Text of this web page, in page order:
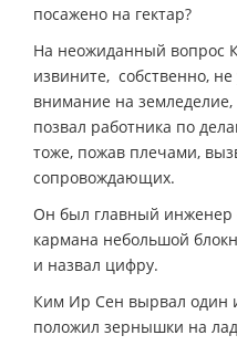
посажено на гектар?
На неожиданный вопрос
извините, собственно,
внимание на
позвал работника по
тоже, пожав плечами,
сопровождающих.
Он был главный инженер
кармана небольшой
и назвал цифру.
Ким Ир Сен вырвал один
положил зернышки на